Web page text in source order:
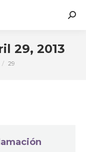
29, 2013
29